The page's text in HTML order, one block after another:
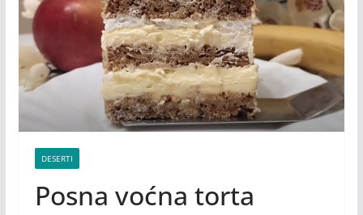
DESERTI
Posna voćna torta